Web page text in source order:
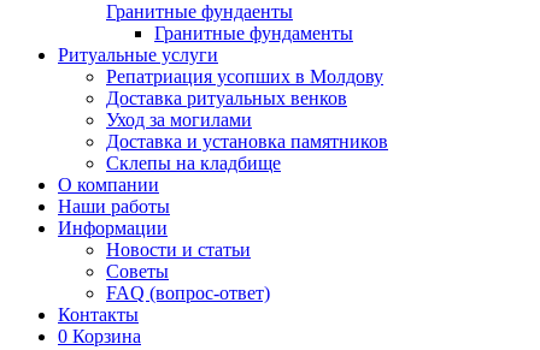
Гранитные фундаенты
Гранитные фундаменты
Ритуальные услуги
Репатриация усопших в Молдову
Доставка ритуальных венков
Уход за могилами
Доставка и установка памятников
Склепы на кладбище
О компании
Наши работы
Информации
Новости и статьи
Советы
FAQ (вопрос-ответ)
Контакты
0 Корзина